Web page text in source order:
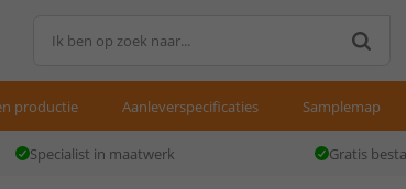
productie Aanleverspecificaties Samplemap
Specialist in maatwerk Gratis